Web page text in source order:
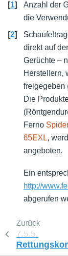
[1]
Anzahl der
die
[2]
direkt auf
Gerüchte –
Herstellern,
freigegeben
Die
Ferno
65EXL,
angeboten.
Ein
http://
abgerufen
Zurück
7.5.5.